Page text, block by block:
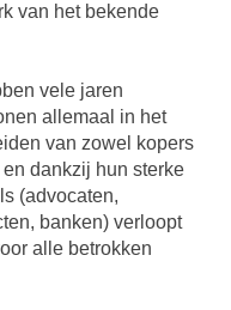
van het bekende
vele jaren
allemaal in het
van zowel kopers
dankzij hun sterke
(advocaten,
banken) verloopt
alle betrokken